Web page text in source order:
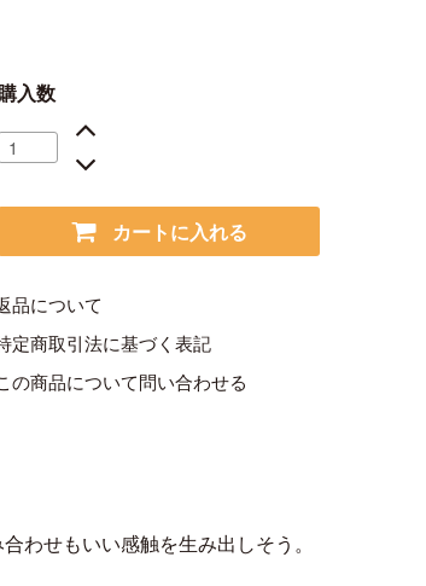
購入数
カートに入れる
品について
定商取引法に基づく表記
の商品について問い合わせる
わせもいい感触を生み出しそう。